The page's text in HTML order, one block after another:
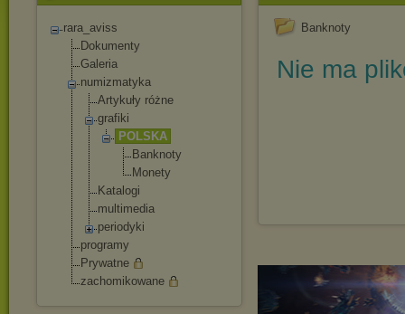
rara_aviss
Dokumenty
Galeria
numizmatyka
Artykuły różne
grafiki
POLSKA
Banknoty
Monety
Katalogi
multimedia
periodyki
programy
Prywatne
zachomikowane
Banknoty
Nie ma